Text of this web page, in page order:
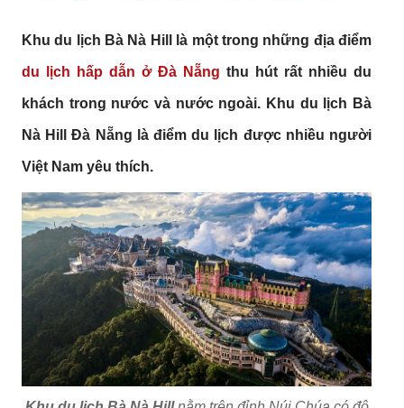
Khu du lịch Bà Nà Hill là một trong những địa điểm
du lịch hấp dẫn ở Đà Nẵng thu hút rất nhiều du
khách trong nước và nước ngoài. Khu du lịch Bà
Nà Hill Đà Nẵng là điểm du lịch được nhiều người
Việt Nam yêu thích.